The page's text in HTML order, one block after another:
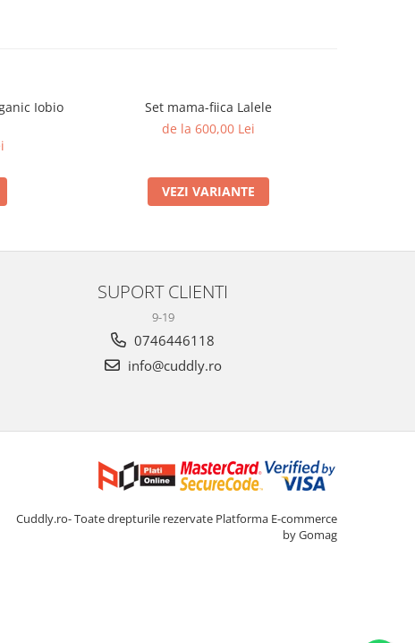
Iobio
Set mama-fiica Lalele
de la 600,00 Lei
VEZI VARIANTE
SUPORT CLIENTI
9-19
0746446118
info@cuddly.ro
Cuddly.ro- Toate drepturile rezervate Platforma E-commerce
by Gomag